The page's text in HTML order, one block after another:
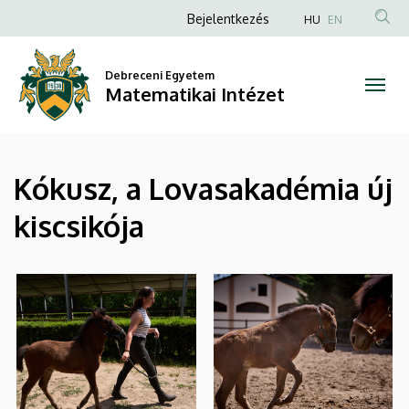
Matematikai
Intézet
a
tartalomra
Anonim
fiók
menüje
Bejelentkezés HU EN
Debreceni Egyetem
Matematikai Intézet
Kókusz, a Lovasakadémia új
kiscsikója